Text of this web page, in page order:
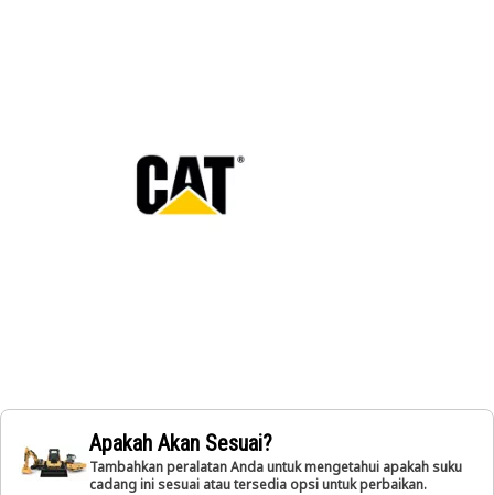
Apakah Akan Sesuai?
Tambahkan peralatan Anda untuk mengetahui apakah suku
cadang ini sesuai atau tersedia opsi untuk perbaikan.